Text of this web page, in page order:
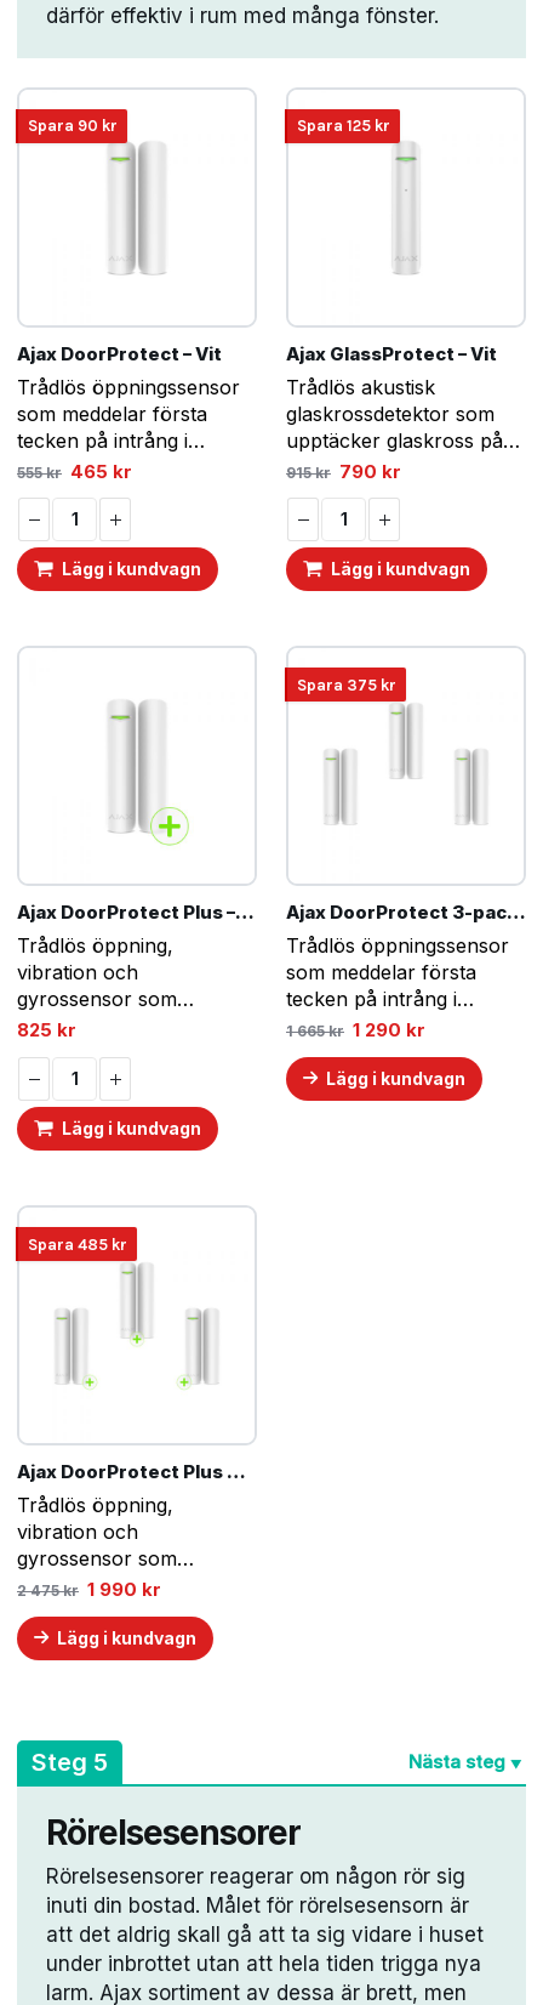
därför effektiv i rum med många fönster.
Spara 90 kr
Ajax DoorProtect – Vit
Trådlös öppningssensor
som meddelar första
tecken på intrång i
rummet genom dörren
eller fönstret.
555kr Det
priset
var:
555 kr.
465 krDet
priset
465 kr.
Lägg i kundvagn
Spara 125 kr
Ajax GlassProtect – Vit
Trådlös akustisk
glaskrossdetektor som
upptäcker glaskross på
ett avstånd upp till 9
meter.
915kr Det
priset
var:
915 kr.
790 krDet
priset
790 kr.
Lägg i kundvagn
Ajax DoorProtect Plus – Vit
Trådlös öppning,
vibration och
gyrossensor som
meddelar första tecken
på intrång i rummet
genom dörren eller
fönstret.
825 kr
Lägg i kundvagn
Spara 375 kr
Ajax DoorProtect 3-pack – Vit
Trådlös öppningssensor
som meddelar första
tecken på intrång i
rummet genom dörren
eller fönstret.
1 665kr Det
priset
var:
1
1 290 krDet
priset
är:
1
Lägg i kundvagn
Spara 485 kr
Ajax DoorProtect Plus 3-pack – Vit
Trådlös öppning,
vibration och
gyrossensor som
meddelar första tecken
på intrång i rummet
genom dörren eller
fönstret.
2 475kr Det
priset
var:
2
1 990 krDet
priset
är:
1
Lägg i kundvagn
Steg 5 Nästa steg ▼
Rörelsesensorer
Rörelsesensorer reagerar om någon rör sig
inuti din bostad. Målet för rörelsesensorn är
att det aldrig skall gå att ta sig vidare i huset
under inbrottet utan att hela tiden trigga nya
larm. Ajax sortiment av dessa är brett, men